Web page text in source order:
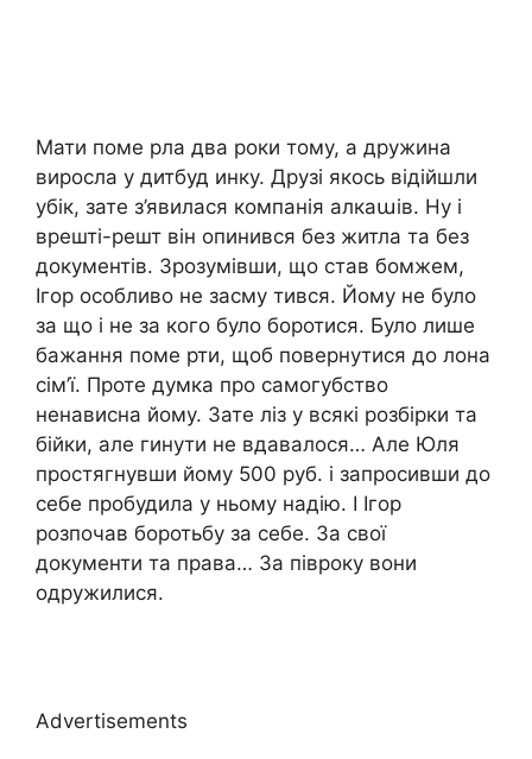
Мати поме рла два роки тому, а дружина
виросла у дитбуд инку. Друзі якось відійшли
убік, зате з’явилася компанія алкаաів. Ну і
врешті-решт він опинився без житла та без
документів. Зрозумівши, що став бомжем,
Ігор особливо не засму тився. Йому не було
за що і не за кого було боротися. Було лише
бажання поме рти, щоб повернутися до лона
сім’ї. Проте думка про самогубство
ненависна йому. Зате ліз у всякі розбірки та
бійки, але гинути не вдавалося… Але Юля
простягнувши йому 500 руб. і запросивши до
себе пробудила у ньому надію. І Ігор
розпочав боротьбу за себе. За свої
документи та права… За півроку вони
одружилися.
Advertisements